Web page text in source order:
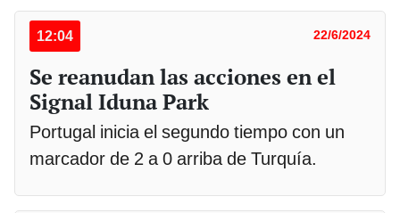
12:04 22/6/2024
Se reanudan las acciones en el
Signal Iduna Park
Portugal inicia el segundo tiempo con un
marcador de 2 a 0 arriba de Turquía.